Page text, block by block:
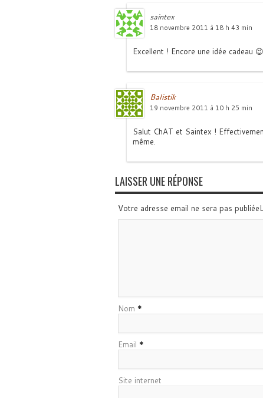
saintex
18 novembre 2011 à 18 h 43 min
Excellent ! Encore une idée cadeau 😉
Balistik
19 novembre 2011 à 10 h 25 min
Salut ChAT et Saintex !
même.
LAISSER UNE RÉPONSE
Votre adresse email ne sera pas
Nom *
Email *
Site internet